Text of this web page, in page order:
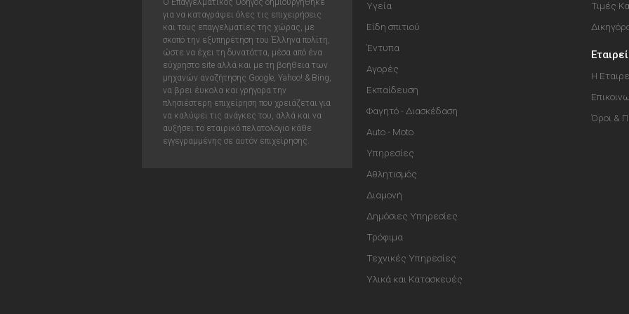
για να καταγράψει όλες τις επιχειρήσεις
και τους επαγγελματίες της χώρας, με
σκοπό την εξυπηρέτηση του Έλληνα πολίτη,
ώστε να έχει τη δυνατόττα, μέσα από ένα
εύχρηστο site αλλά και με τη βοήθεια των
μηχανών αναζήτησης Google, Yahoo! & Bing,
να βρει έυκολα και γρήγορα την
πλησιέστερη επιχείρηση που χρειάζεται για
να καλύψει τις ανάγκες του, αλλά και να
αυξήσει το εταιρικό πελατολόγιο κάθε
εγγεγραμμένης σε αυτόν επιχείρησης.
Υγεία
Είδη σπιτιού
Έντυπα
Αγορές
Εκπαίδευση
Φαγητό - Διασκέδαση
Auto - Moto
Υπηρεσίες
Αθλητισμός
Διαμονή
Δημόσιες Υπηρεσίες
Τρόφιμα
Τεχνικές Υπηρεσίες
Υλικά και Κατασκευές
Τιμές
Η
Όροι &